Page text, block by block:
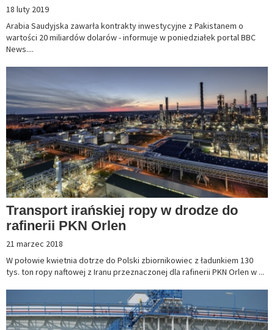
18 luty 2019
Arabia Saudyjska zawarła kontrakty inwestycyjne z Pakistanem o
wartości 20 miliardów dolarów - informuje w poniedziałek portal BBC
News....
Transport irańskiej ropy w drodze do
rafinerii PKN Orlen
21 marzec 2018
W połowie kwietnia dotrze do Polski zbiornikowiec z ładunkiem 130
tys. ton ropy naftowej z Iranu przeznaczonej dla rafinerii PKN Orlen w ...